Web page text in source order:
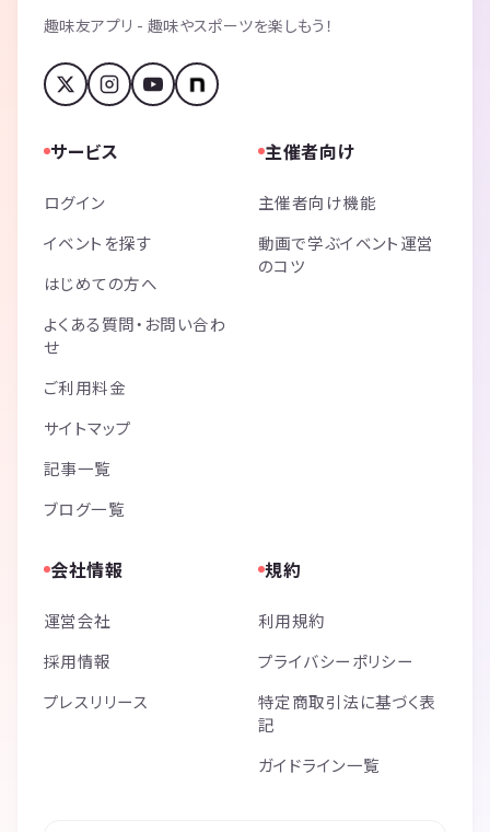
・バドミントン
・その他考案中
〇親子・シニア向け
・卓球
・その他考案中
※年齢層・性別等により開催時間を設定します。
球や備品は運営が準備する予定です。サークルの掛け持ちは自由です。
今後は
〇加入メンバーは参加費の割引
〇メンバー限定のコミュニティサイト運営
〇マイナー競技の実施・普及
等、メンバーが最大限楽しめるような運営を目指します。
趣味友アプリ - 趣味やスポーツを楽しもう！
サービス
ログイン
イベントを探す
はじめての方へ
よくある質問・お問い合わ
せ
ご利用料金
サイトマップ
記事一覧
ブログ一覧
主催者向け
主催者向け機能
動画で学ぶイベント運営
のコツ
会社情報
運営会社
採用情報
プレスリリース
規約
利用規約
プライバシーポリシー
特定商取引法に基づく表
記
ガイドライン一覧